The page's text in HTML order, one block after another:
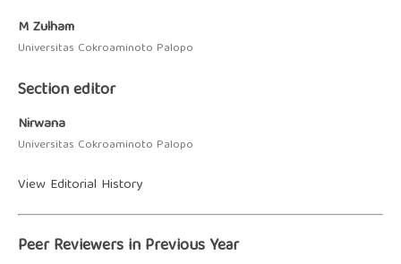
M Zulham
Universitas Cokroaminoto Palopo
Section editor
Nirwana
Universitas Cokroaminoto Palopo
View Editorial History
Peer Reviewers in Previous Year